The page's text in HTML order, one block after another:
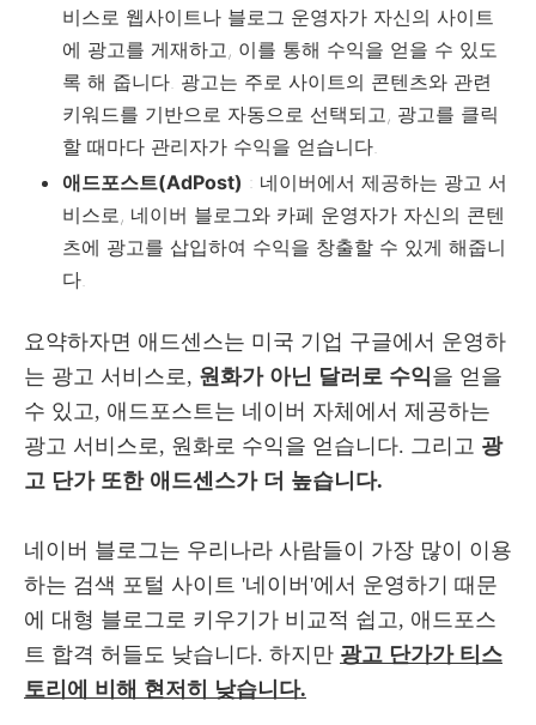
비스로 웹사이트나 블로그 운영자가 자신의 사이트
에 광고를 게재하고, 이를 통해 수익을 얻을 수 있도
록 해 줍니다. 광고는 주로 사이트의 콘텐츠와 관련
키워드를 기반으로 자동으로 선택되고, 광고를 클릭
할 때마다 관리자가 수익을 얻습니다.
애드포스트(AdPost) : 네이버에서 제공하는 광고 서
비스로, 네이버 블로그와 카페 운영자가 자신의 콘텐
츠에 광고를 삽입하여 수익을 창출할 수 있게 해줍니
다.
요약하자면 애드센스는 미국 기업 구글에서 운영하
는 광고 서비스로, 원화가 아닌 달러로 수익을 얻을
수 있고, 애드포스트는 네이버 자체에서 제공하는
광고 서비스로, 원화로 수익을 얻습니다. 그리고 광
고 단가 또한 애드센스가 더 높습니다.
네이버 블로그는 우리나라 사람들이 가장 많이 이용
하는 검색 포털 사이트 '네이버'에서 운영하기 때문
에 대형 블로그로 키우기가 비교적 쉽고, 애드포스
트 합격 허들도 낮습니다. 하지만 광고 단가가 티스
토리에 비해 현저히 낮습니다.